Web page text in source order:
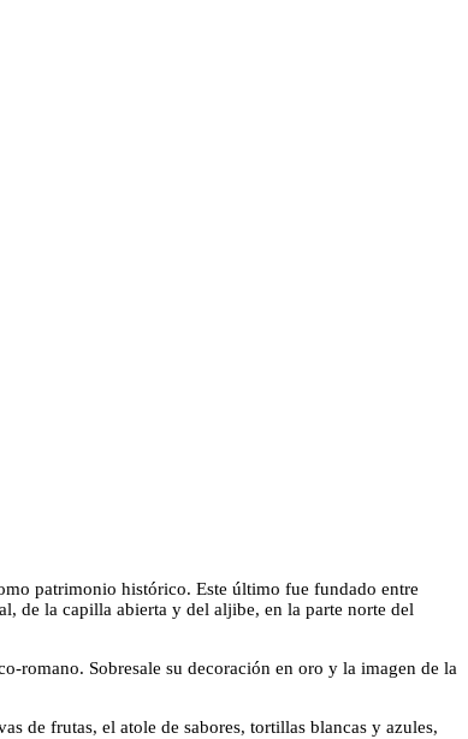
patrimonio histórico. Este último fue fundado entre
de la capilla abierta y del aljibe, en la parte norte del
romano. Sobresale su decoración en oro y la imagen de la
de frutas, el atole de sabores, tortillas blancas y azules,